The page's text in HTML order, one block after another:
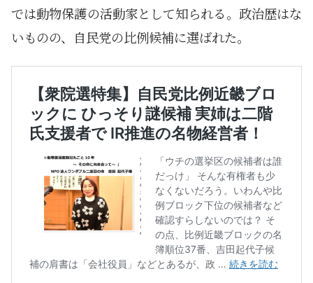
では動物保護の活動家として知られる。政治歴はな
いものの、自民党の比例候補に選ばれた。